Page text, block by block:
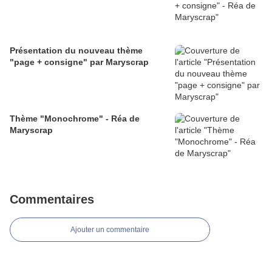
Présentation du nouveau thème
"page + consigne" par Maryscrap
Thème "Monochrome" - Réa de
Maryscrap
Commentaires
Ajouter un commentaire